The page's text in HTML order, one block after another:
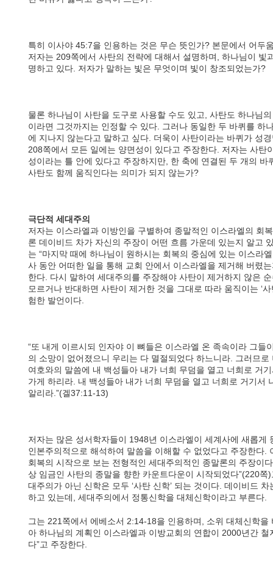
특히 이사야 45:7을 인용하는 것은 무슨 뜻인가? 본문에서 어두
저자는 209쪽에서 사탄의 전략에 대해서 설명하며, 하나님이 빛
명하고 있다. 저자가 말하는 빛은 무엇이며 빛이 창조되었는가?
물론 하나님이 사탄을 도구로 사용할 수도 있고, 사탄도 하나님
이라면 그것까지는 인정할 수 있다. 그러나 동일한 두 바퀴를 하
에 지나지 않는다고 말하고 싶다. 더욱이 사탄이라는 바퀴가 성
208쪽에서 모든 일에는 양면성이 있다고 주장한다. 저자는 사탄
성이라는 틀 안에 있다고 주장하지만, 한 축에 연결된 두 개의
사탄도 함께 움직인다는 의미가 되지 않는가?
극단적 세대주의
저자는 이스라엘과 이방인을 구별하여 종말적인 이스라엘의 회
론 데이비드 차가 자신의 주장이 어떤 흐름 가운데 있는지 알고
는 “마지막 때에 하나님이 원하시는 회복의 중심에 있는 이스라
사 동안 어떠한 일을 통해 교회 안에서 이스라엘을 제거해 버렸
한다. 다시 말하여 세대주의를 주장해야 사탄이 제거하지 않은
모르거나 반대하면 사탄이 제거한 것을 그대로 따라 움직이는 ‘
험한 발언이다.
“또 내게 이르시되 인자야 이 뼈들은 이스라엘 온 족속이라 그들
의 소망이 없어졌으니 우리는 다 멸절되었다 하느니라. 그러므
여호와의 말씀에 내 백성들아 내가 너희 무덤을 열고 너희로 거
가게 하리라. 내 백성들아 내가 너희 무덤을 열고 너희로 거기서
알리라.”(겔37:11-13)
저자는 많은 성서학자들이 1948년 이스라엘이 세계사에 새롭게
인본주의적으로 해석하여 말씀을 이해할 수 없었다고 주장한다.
회복의 시작으로 보는 전형적인 세대주의적인 종말론의 주장이
상 임금인 사탄의 종말을 향한 카운트다운이 시작되었다”(220
대주의가 아닌 신학은 모두 ‘사탄 신학’ 되는 것이다. 데이비드
하고 있는데, 세대주의에서 정통신학을 대체신학이라고 부른다.
그는 221쪽에서 에베소서 2:14-18을 인용하며, 소위 대체신학을
아 하나님의 계획인 이스라엘과 이방교회의 연합이 2000년간
다”고 주장한다.